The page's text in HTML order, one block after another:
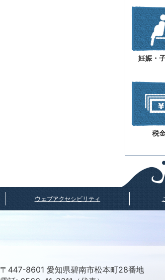
妊娠・
税
ウェブアクセシビリティ
〒447-8601 愛知県碧南市松本町28番地